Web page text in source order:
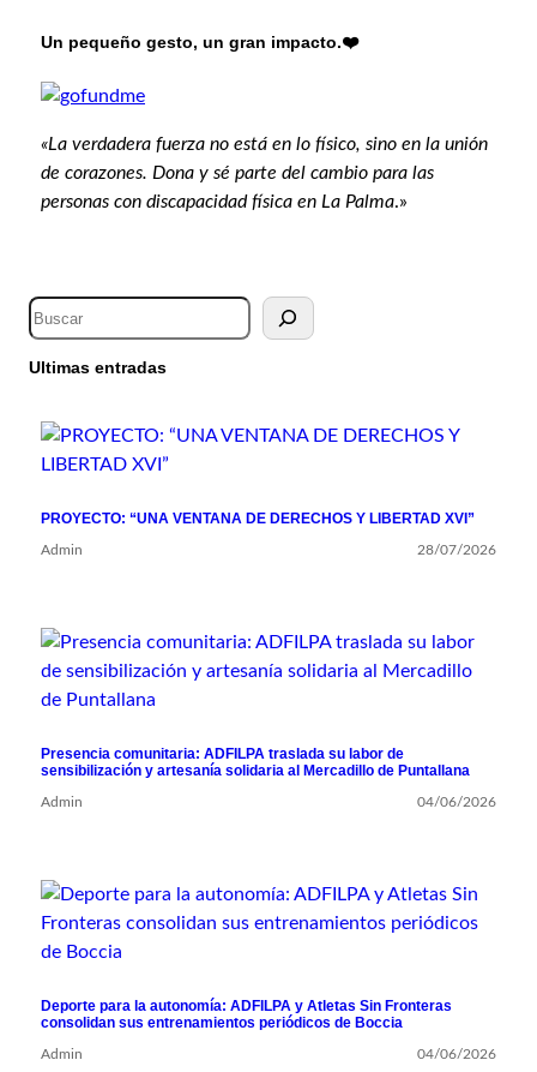
Un pequeño gesto, un gran impacto.❤️
«La verdadera fuerza no está en lo físico, sino en la unión
de corazones. Dona y sé parte del cambio para las
personas con discapacidad física en La Palma.»
Ultimas entradas
PROYECTO: “UNA VENTANA DE DERECHOS Y LIBERTAD XVI”
Admin 28/07/2026
Presencia comunitaria: ADFILPA traslada su labor de
sensibilización y artesanía solidaria al Mercadillo de Puntallana
Admin 04/06/2026
Deporte para la autonomía: ADFILPA y Atletas Sin Fronteras
consolidan sus entrenamientos periódicos de Boccia
Admin 04/06/2026